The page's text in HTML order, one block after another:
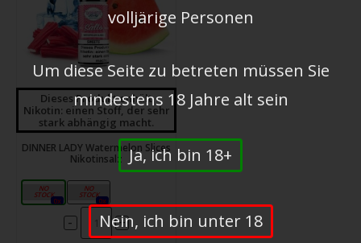
Dieses Produkt enhält
Nikotin: einen Stoff, der sehr
stark abhängig macht.
DINNER LADY Watermelon Slices
Nikotinsalz
10mg
0x
20mg
0x
- +
volljärige Personen
Um diese Seite zu betreten müssen Sie
mindestens 18 Jahre alt sein
Ja, ich bin 18+
Nein, ich bin unter 18